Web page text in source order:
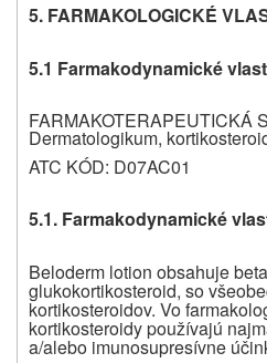
5. FARMAKOLOGICKÉ
5.1 Farmakodynamické
FARMAKOTERAPEUTICKÁ
Dermatologikum,
ATC KÓD: D07AC01
5.1. Farmakodynamické
Beloderm lotion obsahuje
glukokortikosteroid, so
kortikosteroidov. Vo
kortikosteroidy používajú
a/alebo imunosupresívne